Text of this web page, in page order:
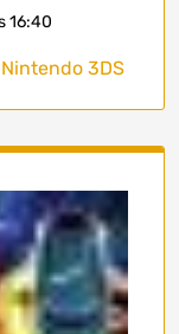
16:40
3DS